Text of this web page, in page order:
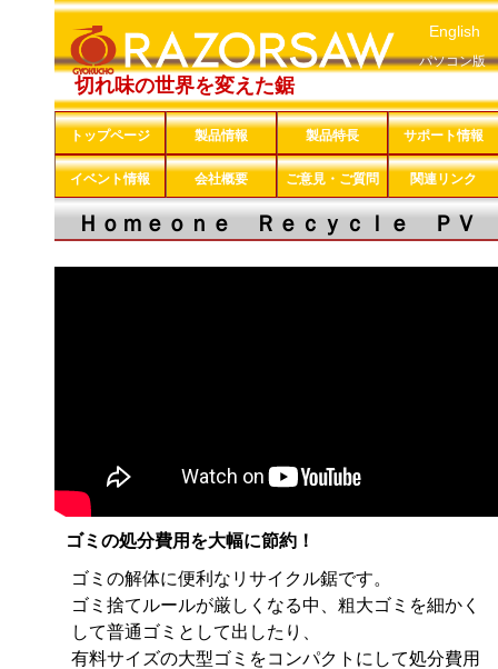
切れ味の世界を変えた鋸
トップページ 製品情報 製品特長 サポート情報
イベント情報 会社概要 ご意見・ご質問 関連リンク
English
パソコン版
Ｈｏｍｅｏｎｅ Ｒｅｃｙｃｌｅ ＰＶ
ゴミの処分費用を大幅に節約！
ゴミの解体に便利なリサイクル鋸です。
ゴミ捨てルールが厳しくなる中、粗大ゴミを細かく
して普通ゴミとして出したり、
有料サイズの大型ゴミをコンパクトにして処分費用